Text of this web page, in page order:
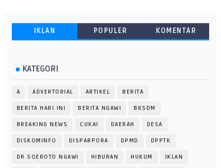
IKLAN POPULER KOMENTAR
KATEGORI
A ADVERTORIAL ARTIKEL BERITA
BERITA HARI INI BERITA NGAWI BKSDM
BREAKING NEWS CUKAI DAERAH DESA
DISKOMINFO DISPARPORA DPMD DPPTK
DR.SOEROTO NGAWI HIBURAN HUKUM IKLAN